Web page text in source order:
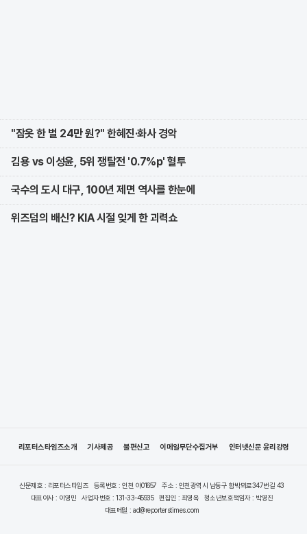
"잠옷 한 벌 24만 원?" 한혜진·화사 경악
김용 vs 이성윤, 5위 쟁탈전 '0.7%p' 혈투
국수의 도시 대구, 100년 제면 역사를 한눈에
위즈덤의 배신? KIA 시절 잊게 한 괴력쇼
리포터스타임즈소개 기사제공 불편신고 이메일무단수집거부 인터넷신문 윤리강령
신문제호 : 리포터스타임즈 등록번호 : 인천 아01657
주소 : 인천광역시 남동구 함박뫼로347번길 43
대표이사 : 이영민
사업자번호 : 131-33-45935 편집인 : 최영옥
청소년보호책임자 : 박영진
대표메일 : ad@reporterstimes.com